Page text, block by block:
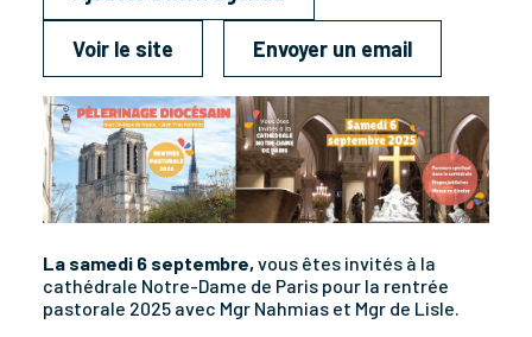
Voir le site Envoyer un email
La samedi 6 septembre, vous êtes invités à la
cathédrale Notre-Dame de Paris pour la rentrée
pastorale 2025 avec Mgr Nahmias et Mgr de Lisle.